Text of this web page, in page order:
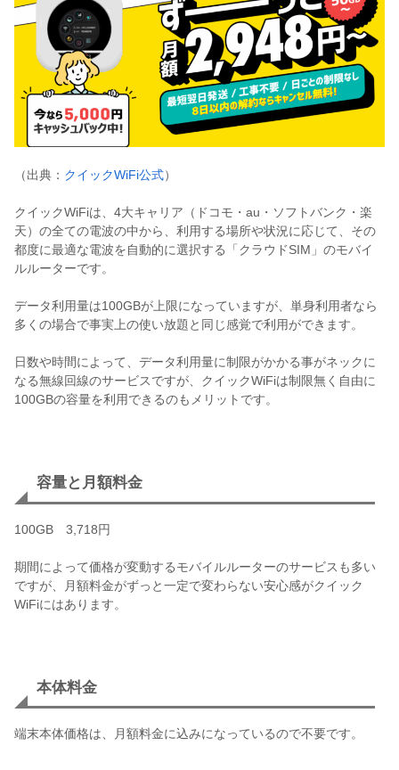
（出典： クイックWiFi公式）
クイックWiFiは、4大キャリア（ドコモ・au・ソフトバンク・楽
天）の全ての電波の中から、利用する場所や状況に応じて、その
都度に最適な電波を自動的に選択する「クラウドSIM」のモバイ
ルルーターです。
データ利用量は100GBが上限になっていますが、単身利用者なら
多くの場合で事実上の使い放題と同じ感覚で利用ができます。
日数や時間によって、データ利用量に制限がかかる事がネックに
なる無線回線のサービスですが、クイックWiFiは制限無く自由に
100GBの容量を利用できるのもメリットです。
容量と月額料金
100GB 3,718円
期間によって価格が変動するモバイルルーターのサービスも多い
ですが、月額料金がずっと一定で変わらない安心感がクイック
WiFiにはあります。
本体料金
端末本体価格は、月額料金に込みになっているので不要です。